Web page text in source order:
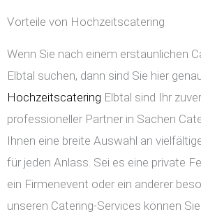
Vorteile von Hochzeitscatering
Wenn Sie nach einem erstaunlichen
Elbtal suchen, dann sind Sie hier
Hochzeitscatering Elbtal sind Ihr
professioneller Partner in Sachen
Ihnen eine breite Auswahl an
für jeden Anlass. Sei es eine private
ein Firmenevent oder ein anderer
unseren Catering-Services können